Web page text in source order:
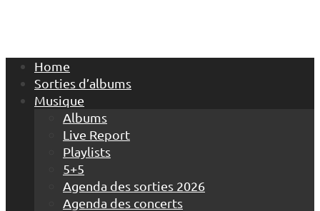
Home
Sorties d’albums
Musique
Albums
Live Report
Playlists
5+5
Agenda des sorties 2026
Agenda des concerts